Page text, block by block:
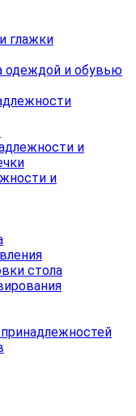
глажки
одеждой и обувью
и
и
стола